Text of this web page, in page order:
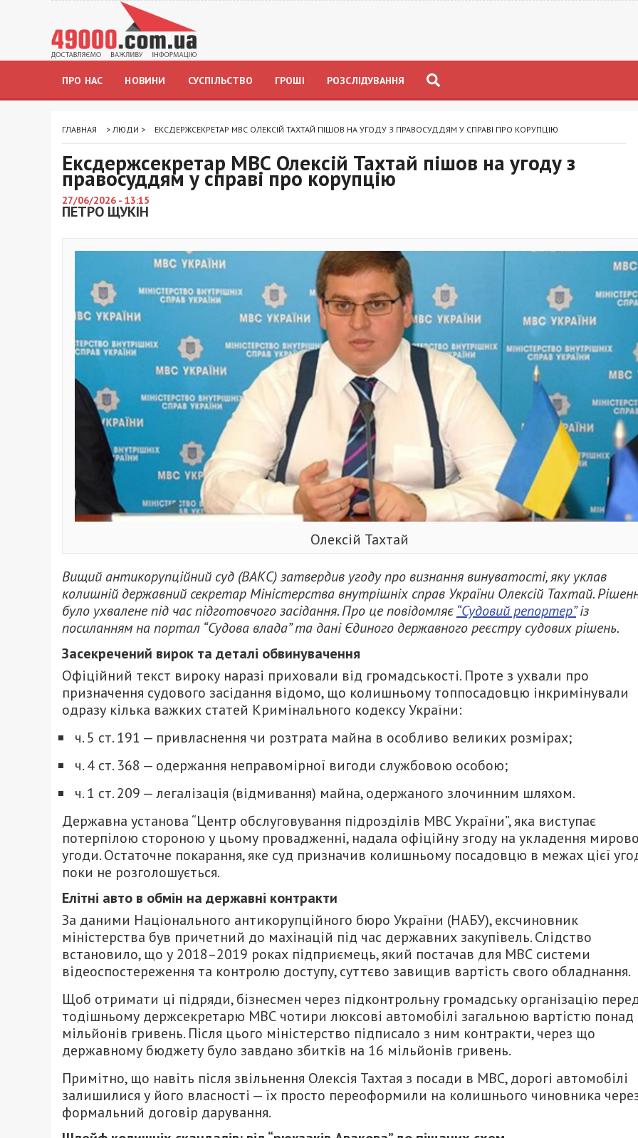
ПРО НАС НОВИНИ СУСПІЛЬСТВО ГРОШІ РОЗСЛІДУВАННЯ
ГЛАВНАЯ > ЛЮДИ > ЕКСДЕРЖСЕКРЕТАР МВС ОЛЕКСІЙ ТАХТАЙ ПІШОВ НА УГОДУ З ПРАВОСУДДЯМ У СПРАВІ ПРО КОРУПЦІЮ
Ексдержсекретар МВС Олексій Тахтай пішов на угоду з
правосуддям у справі про корупцію
27/06/2026 - 13:15
ПЕТРО ЩУКІН
Олексій Тахтай
Вищий антикорупційний суд (ВАКС) затвердив угоду про визнання винуватості, яку уклав
колишній державний секретар Міністерства внутрішніх справ України Олексій Тахтай.
було ухвалене під час підготовчого засідання. Про це повідомляє “Судовий репортер”із
посиланням на портал “Судова влада” та дані Єдиного державного реєстру судових рішень.
Засекречений вирок та деталі обвинувачення
Офіційний текст вироку наразі приховали від громадськості. Проте з ухвали про
призначення судового засідання відомо, що колишньому топпосадовцю інкримінували
одразу кілька важких статей Кримінального кодексу України:
ч. 5 ст. 191 — привласнення чи розтрата майна в особливо великих розмірах;
ч. 4 ст. 368 — одержання неправомірної вигоди службовою особою;
ч. 1 ст. 209 — легалізація (відмивання) майна, одержаного злочинним шляхом.
Державна установа “Центр обслуговування підрозділів МВС України”, яка виступає
потерпілою стороною у цьому провадженні, надала офіційну згоду на укладення
угоди. Остаточне покарання, яке суд призначив колишньому посадовцю в межах цієї
поки не розголошується.
Елітні авто в обмін на державні контракти
За даними Національного антикорупційного бюро України (НАБУ), ексчиновник
міністерства був причетний до махінацій під час державних закупівель. Слідство
встановило, що у 2018–2019 роках підприємець, який постачав для МВС системи
відеоспостереження та контролю доступу, суттєво завищив вартість свого обладнання.
Щоб отримати ці підряди, бізнесмен через підконтрольну громадську організацію
тодішньому держсекретарю МВС чотири люксові автомобілі загальною вартістю понад
мільйонів гривень. Після цього міністерство підписало з ним контракти, через що
державному бюджету було завдано збитків на 16 мільйонів гривень.
Примітно, що навіть після звільнення Олексія Тахтая з посади в МВС, дорогі автомобілі
залишилися у його власності — їх просто переоформили на колишнього чиновника
формальний договір дарування.